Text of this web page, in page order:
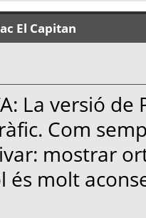
El Capitan
La versió
Com
mostrar
és molt